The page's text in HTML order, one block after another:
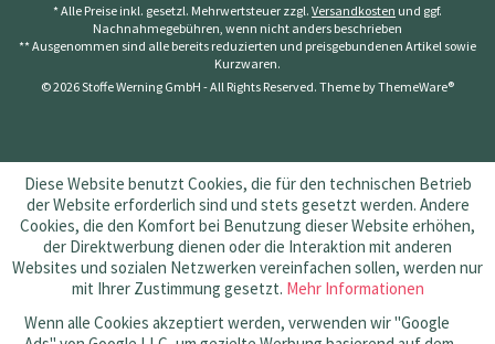
* Alle Preise inkl. gesetzl. Mehrwertsteuer zzgl. Versandkosten und ggf.
Nachnahmegebühren, wenn nicht anders beschrieben
** Ausgenommen sind alle bereits reduzierten und preisgebundenen Artikel sowie
Kurzwaren.
© 2026 Stoffe Werning GmbH - All Rights Reserved. Theme byThemeWare®
Diese Website benutzt Cookies, die für den technischen Betrieb
der Website erforderlich sind und stets gesetzt werden. Andere
Cookies, die den Komfort bei Benutzung dieser Website erhöhen,
der Direktwerbung dienen oder die Interaktion mit anderen
Websites und sozialen Netzwerken vereinfachen sollen, werden nur
mit Ihrer Zustimmung gesetzt. Mehr Informationen
Wenn alle Cookies akzeptiert werden, verwenden wir "Google